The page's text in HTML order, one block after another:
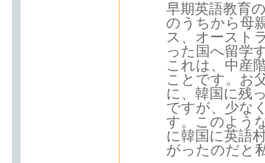
早期英語教育
のうちから母
ス、オースト
った国へ留学
これは、中産
ことです。お
に、韓国に残
ですが、少な
す。このよう
に韓国に英語
がったのだと